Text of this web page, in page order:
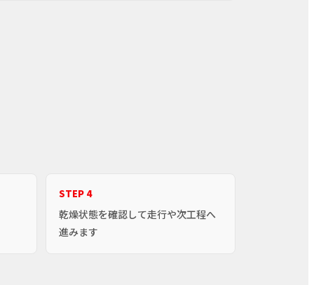
STEP 4
乾燥状態を確認して走行や次工程へ
進みます